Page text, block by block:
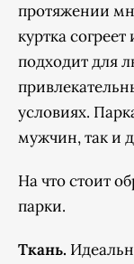
протяжении
куртка
подходит для
условиях.
мужчин, так и
На что стоит
парки.
Ткань.